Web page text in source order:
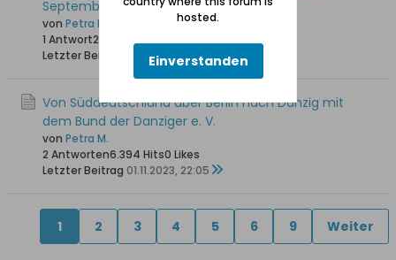
September 2024
von Petra M.
1 Antwort2.779 Hits
Letzter Beitrag
01.08.2024, 17:49
Von Süddeutschland über Berlin nach Danzig mit
dem Bund der Danziger e. V.
von Petra M.
2 Antworten6.394 Hits0 Likes
Letzter Beitrag 01.11.2023, 22:05
1 2 3 4 5 6 9 Weiter
hosted.
Einverstanden